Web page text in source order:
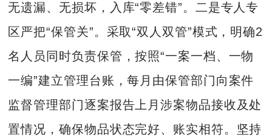
无遗漏、无损坏，入库“零差错”。二是专人专
区严把“保管关”。采取“双人双管”模式，明确2
名人员同时负责保管，按照“一案一档、一物
一编”建立管理台账，每月由保管部门向案件
监督管理部门逐案报告上月涉案物品接收及处
置情况，确保物品状态完好、账实相符。坚持